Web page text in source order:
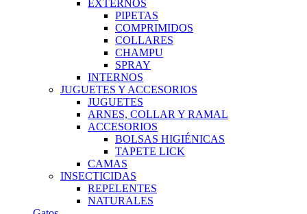
EXTERNOS
PIPETAS
COMPRIMIDOS
COLLARES
CHAMPU
SPRAY
INTERNOS
JUGUETES Y ACCESORIOS
JUGUETES
ARNES, COLLAR Y RAMAL
ACCESORIOS
BOLSAS HIGIÉNICAS
TAPETE LICK
CAMAS
INSECTICIDAS
REPELENTES
NATURALES